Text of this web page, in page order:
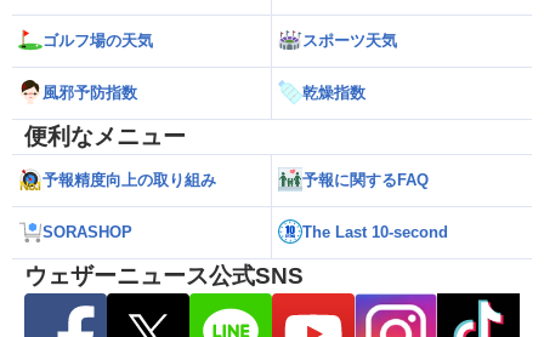
ゴルフ場の天気 スポーツ天気
風邪予防指数 乾燥指数
便利なメニュー
予報精度向上の取り組み 予報に関するFAQ
SORASHOP The Last 10-second
ウェザーニュース公式SNS